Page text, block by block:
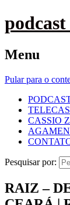
podcast
Menu
Pular para o
CASSIO
Pesquisar por:
RAIZ –